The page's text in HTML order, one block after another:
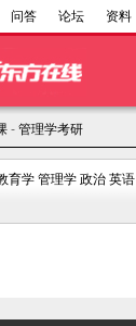
问答 论坛 资料
- 管理学考研
育学 管理学 政治 英语